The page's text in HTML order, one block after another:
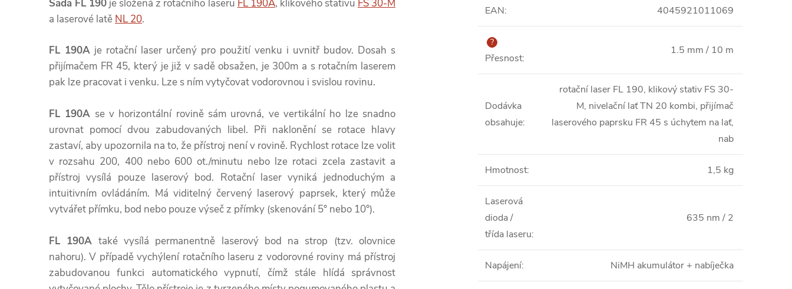
Sada FL 190 je složená z rotačního laseru FL 190A, klikového stativu FS 30-M
a laserové latě NL 20.
FL 190A je rotační laser určený pro použití venku i uvnitř budov. Dosah s
přijímačem FR 45, který je již v sadě obsažen, je 300m a s rotačním laserem
pak lze pracovat i venku. Lze s ním vytyčovat vodorovnou i svislou rovinu.
FL 190A se v horizontální rovině sám urovná, ve vertikální ho lze snadno
urovnat pomocí dvou zabudovaných libel. Při naklonění se rotace hlavy
zastaví, aby upozornila na to, že přístroj není v rovině. Rychlost rotace lze volit
v rozsahu 200, 400 nebo 600 ot./minutu nebo lze rotaci zcela zastavit a
přístroj vysílá pouze laserový bod. Rotační laser vyniká jednoduchým a
intuitivním ovládáním. Má viditelný červený laserový paprsek, který může
vytvářet přímku, bod nebo pouze výseč z přímky (skenování 5° nebo 10°).
FL 190A také vysílá permanentně laserový bod na strop (tzv. olovnice
nahoru). V případě vychýlení rotačního laseru z vodorovné roviny má přístroj
zabudovanou funkci automatického vypnutí, čímž stále hlídá správnost
EAN: 4045921011069
?
Přesnost:
1.5 mm / 10 m
Dodávka
obsahuje:
rotační laser FL 190, klikový stativ FS 30-
M, nivelační lať TN 20 kombi, přijímač
laserového paprsku FR 45 s úchytem na lať,
nab
Hmotnost: 1,5 kg
Laserová
dioda /
třída laseru:
635 nm / 2
Napájení: NiMH akumulátor + nabíječka